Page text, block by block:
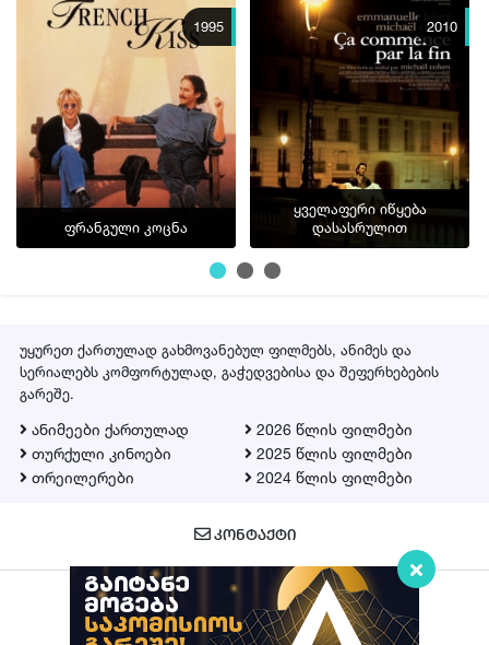
1995
ფრანგული კოცნა
2010
ყველაფერი იწყება
დასასრულით
უყურეთ ქართულად გახმოვანებულ ფილმებს, ანიმეს და
სერიალებს კომფორტულად, გაჭედვებისა და შეფერხებების
გარეშე.
ანიმეები ქართულად
თურქული კინოები
თრეილერები
2026 წლის ფილმები
2025 წლის ფილმები
2024 წლის ფილმები
ᲙᲝᲜᲢᲐᲥᲢᲘ
Qartulad.in © 2026